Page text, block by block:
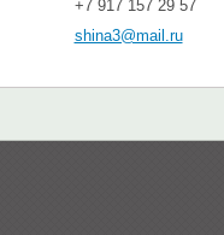
+7 917 157 29 57
shina3@mail.ru